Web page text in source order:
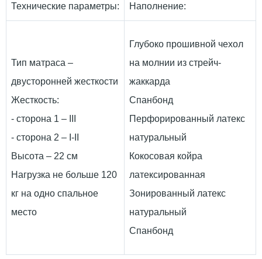
Технические параметры: Наполнение:
Тип матраса –
двусторонней жесткости
Жесткость:
- сторона 1 – III
- сторона 2 – I-II
Высота – 22 см
Нагрузка не больше 120
кг на одно спальное
место
Глубоко прошивной чехол
на молнии из стрейч-
жаккарда
Спанбонд
Перфорированный латекс
натуральный
Кокосовая койра
латексированная
Зонированный латекс
натуральный
Спанбонд